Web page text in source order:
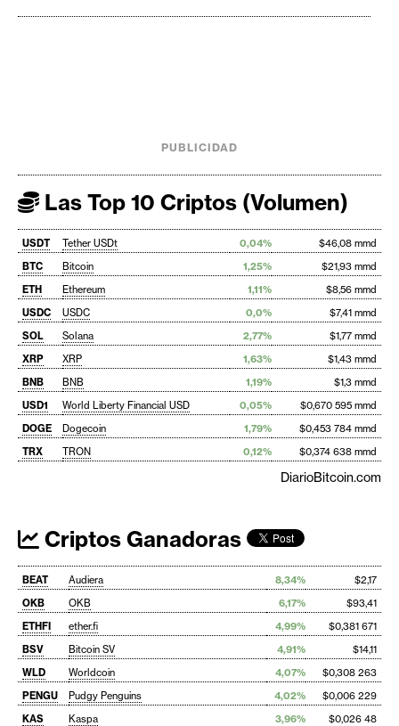
PUBLICIDAD
Las Top 10 Criptos (Volumen)
USDT Tether USDt 0,04%
$46,08 mmd
BTC
Bitcoin 1,25%
$21,93 mmd
ETH
Ethereum 1,11%
$8,56 mmd
USDC
USDC 0,0%
$7,41 mmd
SOL
Solana 2,77%
$1,77 mmd
XRP
XRP 1,63%
$1,43 mmd
BNB
BNB 1,19%
$1,3 mmd
USD1
World Liberty Financial USD 0,05%
$0,670 595 mmd
DOGE
Dogecoin 1,79%
$0,453 784 mmd
TRX
TRON 0,12% $0,374 638 mmd
DiarioBitcoin.com
Criptos Ganadoras
BEAT Audiera 8,34%
$2,17
OKB
OKB 6,17%
$93,41
ETHFI
ether.fi 4,99%
$0,381 671
BSV
Bitcoin SV 4,91%
$14,11
WLD
Worldcoin 4,07%
$0,308 263
PENGU
Pudgy Penguins 4,02%
$0,006 229
KAS
Kaspa 3,96%
$0,026 48